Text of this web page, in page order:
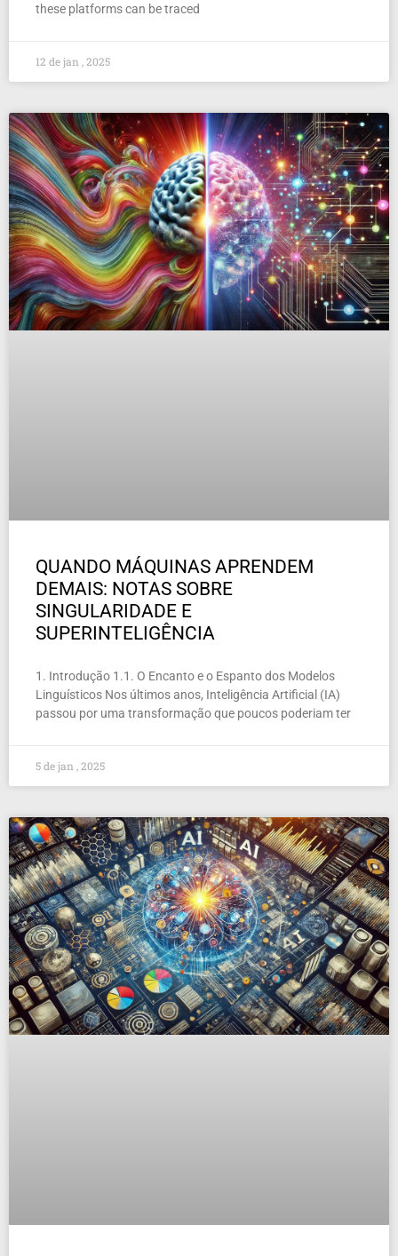
these platforms can be traced
12 de jan , 2025
QUANDO MÁQUINAS APRENDEM
DEMAIS: NOTAS SOBRE
SINGULARIDADE E
SUPERINTELIGÊNCIA
1. Introdução 1.1. O Encanto e o Espanto dos Modelos
Linguísticos Nos últimos anos, Inteligência Artificial (IA)
passou por uma transformação que poucos poderiam ter
5 de jan , 2025